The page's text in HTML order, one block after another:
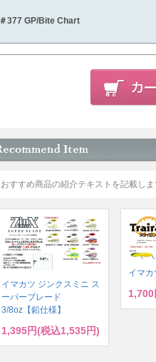
＃377 GP/Bite Chart
おすすめ商品の紹介テキストを記載しま
イマカツ ジンクスミニ ス
ーパーブレード
3/8oz【鉛仕様】
1,395円(税込1,535円)
イマカ